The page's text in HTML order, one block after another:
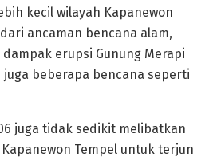
kecil wilayah Kapanewon
ancaman bencana alam,
erupsi Gunung Merapi
beberapa bencana seperti
juga tidak sedikit melibatkan
Tempel untuk terjun